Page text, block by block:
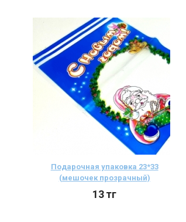
Подарочная упаковка 23*33
(мешочек прозрачный)
13тг